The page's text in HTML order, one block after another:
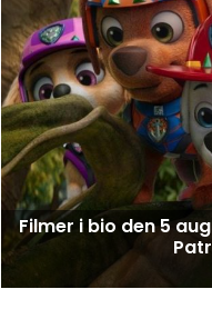
Filmer i bio den 5